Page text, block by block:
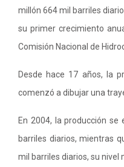
millón 664 mil barriles
su primer crecimiento
Comisión Nacional de
Desde hace 17 años, la
comenzó a dibujar una
En 2004, la producción se
barriles diarios, mientras
mil barriles diarios, su nivel